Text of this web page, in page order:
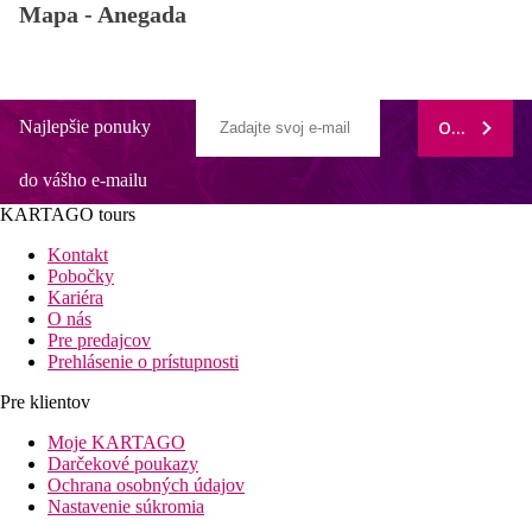
Mapa - Anegada
Najlepšie ponuky
do vášho e-mailu
ODOBERAŤ
KARTAGO tours
Kontakt
Pobočky
Kariéra
O nás
Pre predajcov
Prehlásenie o prístupnosti
Pre klientov
Moje KARTAGO
Darčekové poukazy
Ochrana osobných údajov
Nastavenie súkromia